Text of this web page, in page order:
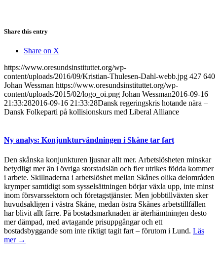
Share this entry
Share on X
https://www.oresundsinstituttet.org/wp-
content/uploads/2016/09/Kristian-Thulesen-Dahl-webb.jpg 427 640
Johan Wessman https://www.oresundsinstituttet.org/wp-
content/uploads/2015/02/logo_oi.png Johan Wessman2016-09-16
21:33:282016-09-16 21:33:28Dansk regeringskris hotande nära –
Dansk Folkeparti på kollisionskurs med Liberal Alliance
Ny analys: Konjunkturvändningen i Skåne tar fart
Den skånska konjunkturen ljusnar allt mer. Arbetslösheten minskar
betydligt mer än i övriga storstadslän och fler utrikes födda kommer
i arbete. Skillnaderna i arbetslöshet mellan Skånes olika delområden
krymper samtidigt som sysselsättningen börjar växla upp, inte minst
inom försvarssektorn och företagstjänster. Men jobbtillväxten sker
huvudsakligen i västra Skåne, medan östra Skånes arbetstillfällen
har blivit allt färre. På bostadsmarknaden är återhämtningen desto
mer dämpad, med avtagande prisuppgångar och ett
bostadsbyggande som inte riktigt tagit fart – förutom i Lund. Läs
mer →